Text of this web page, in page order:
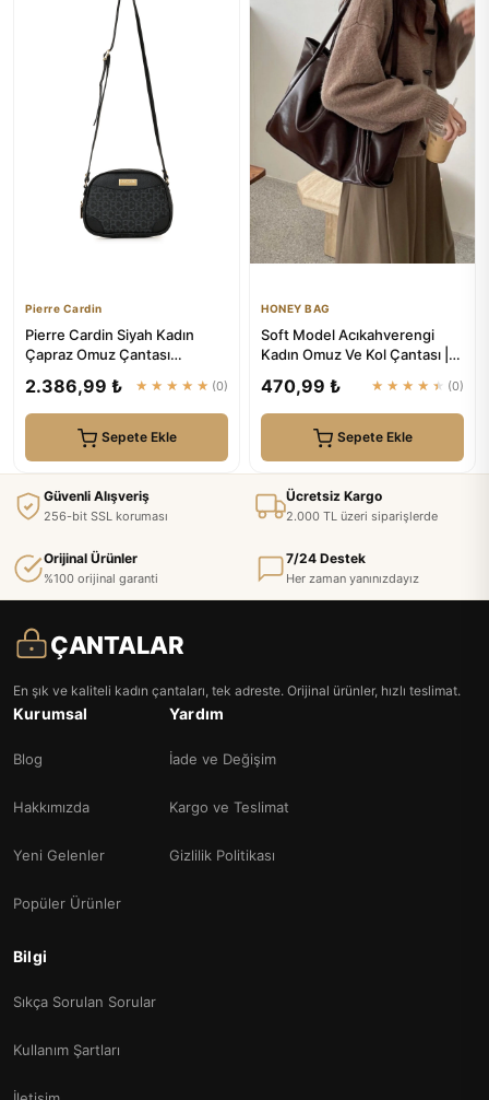
Pierre Cardin
Pierre Cardin Siyah Kadın
Çapraz Omuz Çantası
2.386,99 ₺ ★★★★★ (0)
Sepete Ekle
HONEY BAG
Soft Model Acıkahverengi
Kadın Omuz Ve Kol Çantası |
470,99 ₺ ★★★★★ (0)
Sepete Ekle
Güvenli Alışveriş
256-bit SSL koruması
Ücretsiz Kargo
2.000 TL üzeri siparişlerde
Orijinal Ürünler
%100 orijinal garanti
7/24 Destek
Her zaman yanınızdayız
ÇANTALAR
En şık ve kaliteli kadın çantaları, tek adreste. Orijinal ürünler, hızlı teslimat.
Kurumsal
Blog
Hakkımızda
Yeni Gelenler
Popüler Ürünler
Yardım
İade ve Değişim
Kargo ve Teslimat
Gizlilik Politikası
Bilgi
Sıkça Sorulan Sorular
Kullanım Şartları